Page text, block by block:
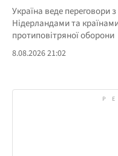
Україна веде
Нідерландами та
протиповітряної оборони
8.08.2026 21:02